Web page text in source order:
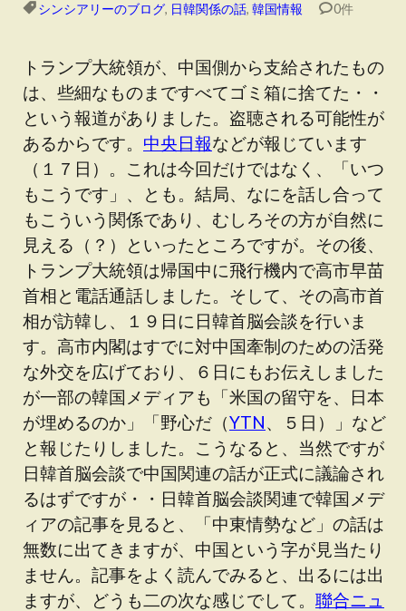
シンシアリーのブログ, 日韓関係の話, 韓国情報 0件
トランプ大統領が、中国側から支給されたもの
は、些細なものまですべてゴミ箱に捨てた・・
という報道がありました。盗聴される可能性が
あるからです。 中央日報などが報じています
（１７日）。これは今回だけではなく、「いつ
もこうです」、とも。結局、なにを話し合って
もこういう関係であり、むしろその方が自然に
見える（？）といったところですが。その後、
トランプ大統領は帰国中に飛行機内で高市早苗
首相と電話通話しました。そして、その高市首
相が訪韓し、１９日に日韓首脳会談を行いま
す。高市内閣はすでに対中国牽制のための活発
な外交を広げており、６日にもお伝えしました
が一部の韓国メディアも「米国の留守を、日本
が埋めるのか」「野心だ（YTN、５日）」など
と報じたりしました。こうなると、当然ですが
日韓首脳会談で中国関連の話が正式に議論され
るはずですが・・日韓首脳会談関連で韓国メデ
ィアの記事を見ると、「中東情勢など」の話は
無数に出てきますが、中国という字が見当たり
ません。記事をよく読んでみると、出るには出
ますが、どうも二の次な感じでして。 聯合ニュ